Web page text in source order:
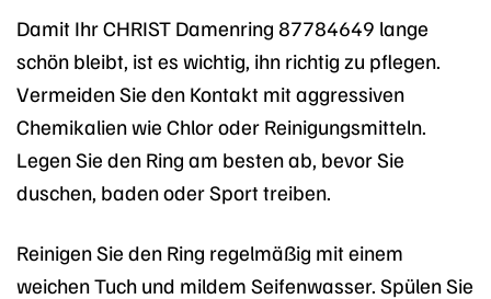
Damit Ihr CHRIST Damenring 87784649 lange
schön bleibt, ist es wichtig, ihn richtig zu pflegen.
Vermeiden Sie den Kontakt mit aggressiven
Chemikalien wie Chlor oder Reinigungsmitteln.
Legen Sie den Ring am besten ab, bevor Sie
duschen, baden oder Sport treiben.
Reinigen Sie den Ring regelmäßig mit einem
weichen Tuch und mildem Seifenwasser. Spülen Sie